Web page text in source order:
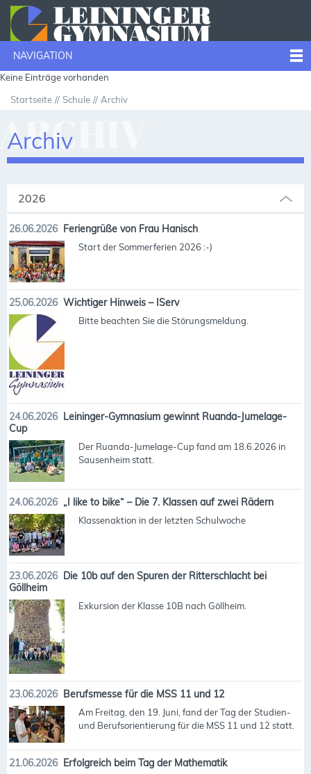
NAVIGATION
Keine Einträge vorhanden
Startseite Schule Archiv
Archiv
2026
26.06.2026 Feriengrüße von Frau Hanisch
Start der Sommerferien 2026 :-)
25.06.2026 Wichtiger Hinweis – IServ
Bitte beachten Sie die Störungsmeldung.
24.06.2026 Leininger-Gymnasium gewinnt Ruanda-Jumelage-
Cup
Der Ruanda-Jumelage-Cup fand am 18.6.2026 in
Sausenheim statt.
24.06.2026 „I like to bike“ – Die 7. Klassen auf zwei Rädern
Klassenaktion in der letzten Schulwoche
23.06.2026 Die 10b auf den Spuren der Ritterschlacht bei
Göllheim
Exkursion der Klasse 10B nach Göllheim.
23.06.2026 Berufsmesse für die MSS 11 und 12
Am Freitag, den 19. Juni, fand der Tag der Studien-
und Berufsorientierung für die MSS 11 und 12 statt.
21.06.2026 Erfolgreich beim Tag der Mathematik